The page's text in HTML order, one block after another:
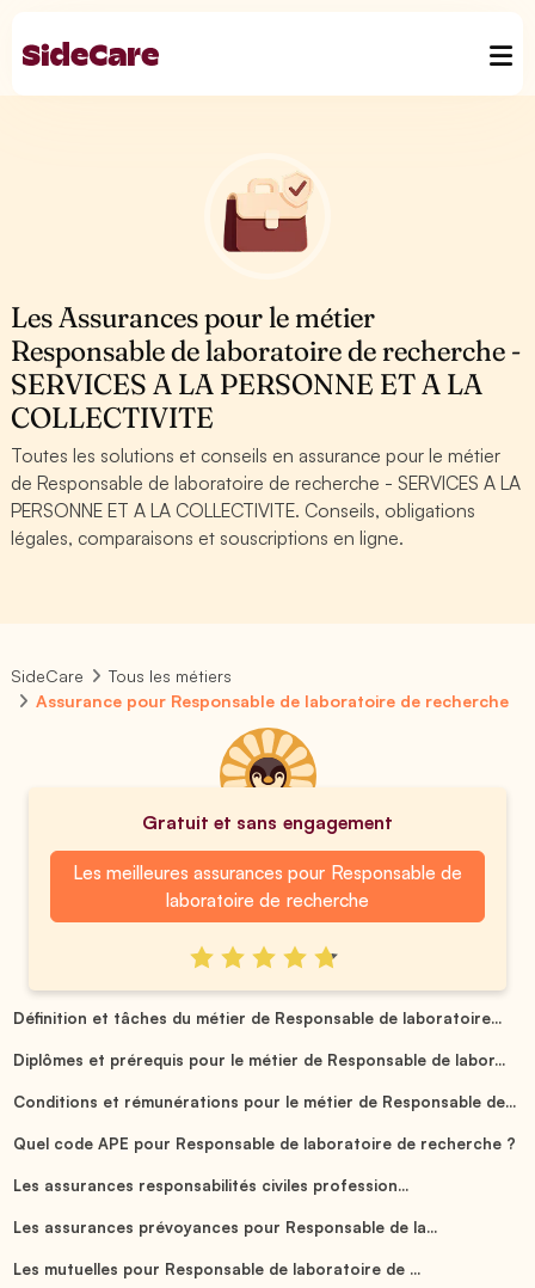
Les Assurances pour le métier
Responsable de laboratoire de recherche -
SERVICES A LA PERSONNE ET A LA
COLLECTIVITE
Toutes les solutions et conseils en assurance pour le métier
de Responsable de laboratoire de recherche - SERVICES A LA
PERSONNE ET A LA COLLECTIVITE. Conseils, obligations
légales, comparaisons et souscriptions en ligne.
SideCare
Tous les métiers
Assurance pour Responsable de laboratoire de recherche
Gratuit et sans engagement
Les meilleures assurances pour Responsable de
laboratoire de recherche
Définition et tâches du métier de Responsable de laboratoire...
Diplômes et prérequis pour le métier de Responsable de labor...
Conditions et rémunérations pour le métier de Responsable de...
Quel code APE pour Responsable de laboratoire de recherche ?
Les assurances responsabilités civiles profession...
Les assurances prévoyances pour Responsable de la...
Les mutuelles pour Responsable de laboratoire de ...